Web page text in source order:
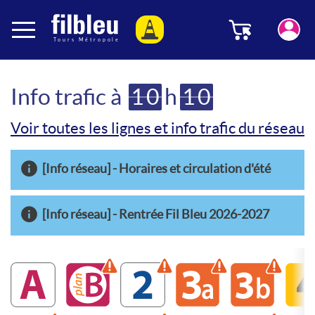
Info trafic à 10h 10
Voir toutes les lignes et info trafic du réseau
[Info réseau] - Horaires et circulation d'été
[Info réseau] - Rentrée Fil Bleu 2026-2027
B
Attention ligne perturbée
2
Attention ligne perturbée
3a
Attention ligne
3b